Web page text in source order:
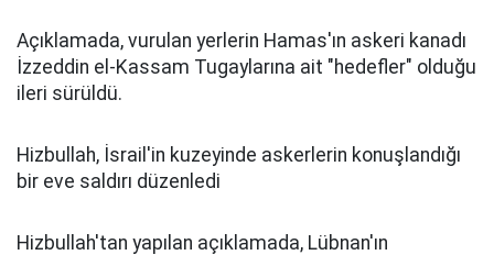
Açıklamada, vurulan yerlerin Hamas'ın askeri kanadı
İzzeddin el-Kassam Tugaylarına ait "hedefler" olduğu
ileri sürüldü.
Hizbullah, İsrail'in kuzeyinde askerlerin konuşlandığı
bir eve saldırı düzenledi
Hizbullah'tan yapılan açıklamada, Lübnan'ın